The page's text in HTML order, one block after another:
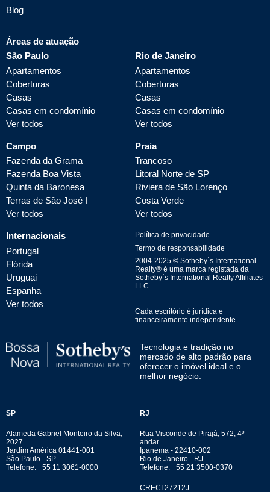
Blog
Áreas de atuação
São Paulo
Apartamentos
Coberturas
Casas
Casas em condomínio
Ver todos
Rio de Janeiro
Apartamentos
Coberturas
Casas
Casas em condomínio
Ver todos
Campo
Fazenda da Grama
Fazenda Boa Vista
Quinta da Baronesa
Terras de São José I
Ver todos
Praia
Trancoso
Litoral Norte de SP
Riviera de São Lorenço
Costa Verde
Ver todos
Internacionais
Portugal
Flórida
Uruguai
Espanha
Ver todos
Política de privacidade
Termo de responsabilidade
2004-2025 © Sotheby´s International
Realty® é uma marca registada da
Sotheby´s International Realty Affiliates
LLC.
Cada escritório é jurídica e
financeiramente independente.
Tecnologia e tradição no
mercado de alto padrão para
oferecer o imóvel ideal e o
melhor negócio.
SP
Alameda Gabriel Monteiro da Silva,
2027
Jardim América 01441-001
São Paulo - SP
Telefone: +55 11 3061-0000
RJ
Rua Visconde de Pirajá, 572, 4º
andar
Ipanema - 22410-002
Rio de Janeiro - RJ
Telefone: +55 21 3500-0370
CRECI 27212J